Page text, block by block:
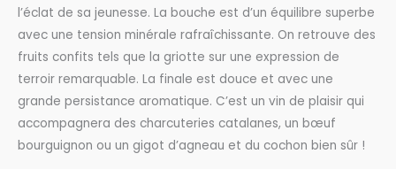
l’éclat de sa jeunesse. La bouche est d’un équilibre superbe
avec une tension minérale rafraîchissante. On retrouve des
fruits confits tels que la griotte sur une expression de
terroir remarquable. La finale est douce et avec une
grande persistance aromatique. C’est un vin de plaisir qui
accompagnera des charcuteries catalanes, un bœuf
bourguignon ou un gigot d’agneau et du cochon bien sûr !